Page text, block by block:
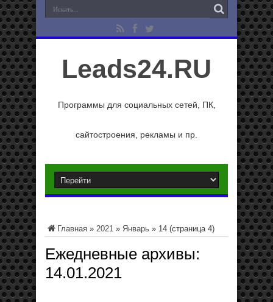
Leads24.RU
Программы для социальных сетей, ПК,
сайтостроения, рекламы и пр.
Главная » 2021 » Январь » 14 (страница 4)
Ежедневные архивы:
14.01.2021